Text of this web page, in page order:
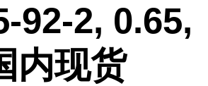
92-2, 0.65,
内现货